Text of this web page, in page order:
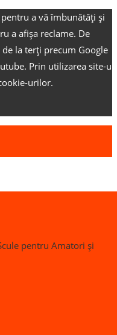
a vă îmbunătăți și
a afișa reclame. De
la terți precum Google
Prin utilizarea site-
urilor.
pentru Amatori și